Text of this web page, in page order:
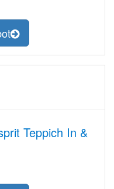
Teppich In &